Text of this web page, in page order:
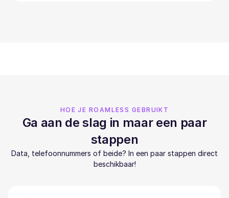
HOE JE ROAMLESS GEBRUIKT
Ga aan de slag in maar een paar
stappen
Data, telefoonnummers of beide? In een paar stappen direct
beschikbaar!